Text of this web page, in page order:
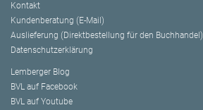
Kontakt
Kundenberatung (E-Mail)
Auslieferung (Direktbestellung für den Buchhandel)
Datenschutzerklärung
Lemberger Blog
BVL auf Facebook
BVL auf Youtube